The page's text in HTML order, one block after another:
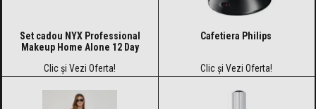
Set cadou NYX Professional
Makeup Home Alone 12 Day
Clic și Vezi Oferta!
Cafetiera Philips
Clic și Vezi Oferta!